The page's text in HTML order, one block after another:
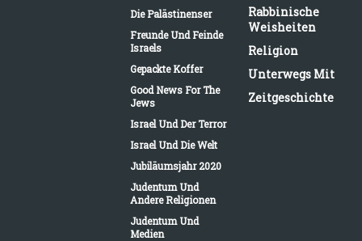
Die Palästinenser
Freunde Und Feinde
Israels
Gepackte Koffer
Good News For The
Jews
Israel Und Der Terror
Israel Und Die Welt
Jubiläumsjahr 2020
Judentum Und
Andere Religionen
Judentum Und
Medien
Rabbinische
Weisheiten
Religion
Unterwegs Mit
Zeitgeschichte